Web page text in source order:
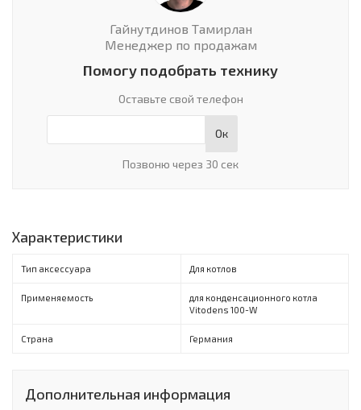
Гайнутдинов Тамирлан
Менеджер по продажам
Помогу подобрать технику
Оставьте свой телефон
Ок
Позвоню через 30 сек
Характеристики
Тип аксессуара Для котлов
Применяемость
для конденсационного котла
Vitodens 100-W
Страна Германия
Дополнительная информация